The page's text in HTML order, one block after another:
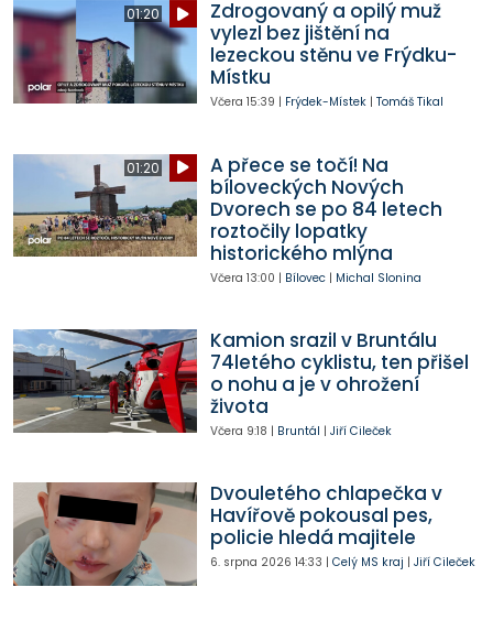
01:20
Zdrogovaný a opilý muž
vylezl bez jištění na
lezeckou stěnu ve Frýdku-
Místku
Včera 15:39 | Frýdek-Místek| Tomáš Tikal
01:20
A přece se točí! Na
bíloveckých Nových
Dvorech se po 84 letech
roztočily lopatky
historického mlýna
Včera 13:00 | Bílovec| Michal Slonina
Kamion srazil v Bruntálu
74letého cyklistu, ten přišel
o nohu a je v ohrožení
života
Včera 9:18 | Bruntál | Jiří Cileček
Dvouletého chlapečka v
Havířově pokousal pes,
policie hledá majitele
6. srpna 2026 14:33 | Celý MS kraj | Jiří Cileček